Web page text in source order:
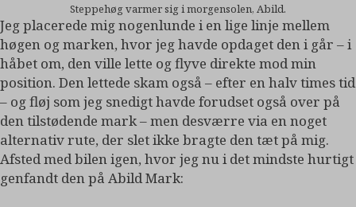
Steppehøg varmer sig i morgensolen, Abild.
Jeg placerede mig nogenlunde i en lige linje mellem
høgen og marken, hvor jeg havde opdaget den i går – i
håbet om, den ville lette og flyve direkte mod min
position. Den lettede skam også – efter en halv times tid
– og fløj som jeg snedigt havde forudset også over på
den tilstødende mark – men desværre via en noget
alternativ rute, der slet ikke bragte den tæt på mig.
Afsted med bilen igen, hvor jeg nu i det mindste hurtigt
genfandt den på Abild Mark: